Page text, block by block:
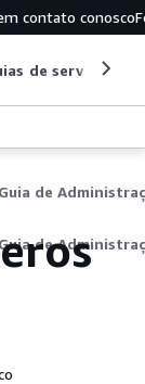
contato conosco
de serviço
Guia de
Guia de